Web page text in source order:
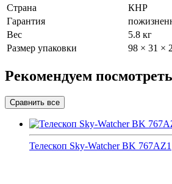
Страна
КНР
Гарантия
Вес
5.8 кг
Размер упаковки
98 × 31 ×
Рекомендуем посмотреть
Телескоп Sky-Watcher BK 767AZ1